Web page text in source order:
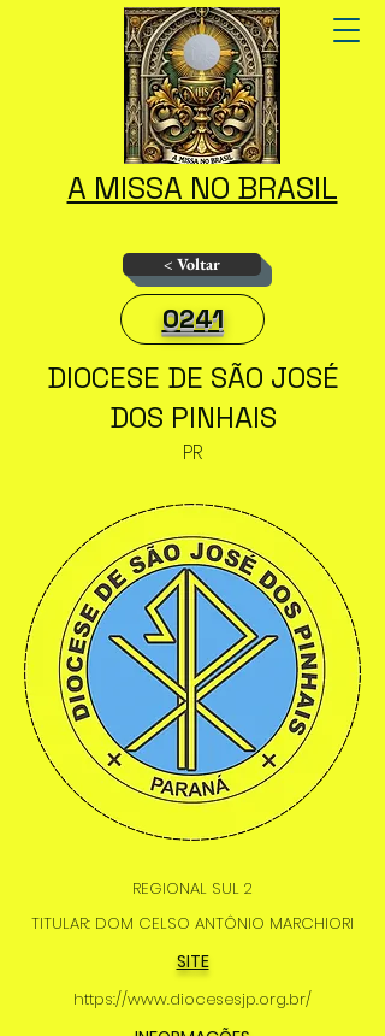
A MISSA NO BRASIL
< Voltar
0241
DIOCESE DE SÃO JOSÉ
DOS PINHAIS
PR
REGIONAL SUL 2
TITULAR: DOM CELSO ANTÔNIO MARCHIORI
SITE
https://www.diocesesjp.org.br/